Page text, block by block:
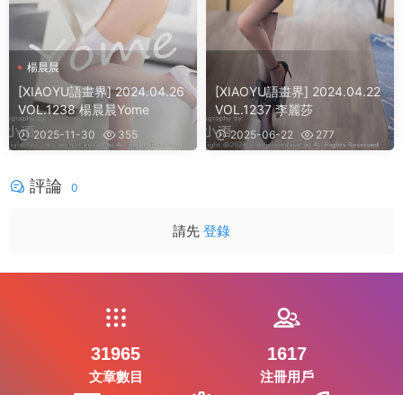
楊晨晨
[XIAOYU語畫界] 2024.04.26
VOL.1238 楊晨晨Yome
2025-11-30 355
[XIAOYU語畫界] 2024.04.22
VOL.1237 李麗莎
2025-06-22 277
評論 0
請先 登錄
31965
文章數目
1617
注冊用戶